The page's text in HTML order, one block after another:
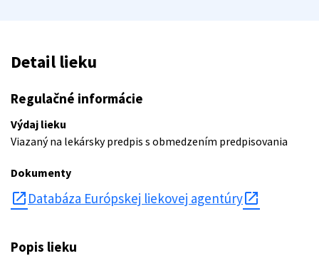
Detail lieku
Regulačné informácie
Výdaj lieku
Viazaný na lekársky predpis s obmedzením predpisovania
Dokumenty
open_in_new Databáza Európskej liekovej agentúry
Popis lieku